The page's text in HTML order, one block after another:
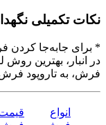
نکات تکمیلی
* برای جابه‌جا کردن
در انبار، بهترین
فرش، به تاروپود
انواع